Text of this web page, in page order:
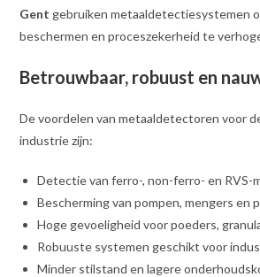
Gent gebruiken metaaldetectiesystemen
beschermen en proceszekerheid te
Betrouwbaar, robuust en
De voordelen van metaaldetectoren voor
industrie zijn:
Detectie van ferro-, non-ferro- en RVS-
Bescherming van pompen, mengers en
Hoge gevoeligheid voor poeders,
Robuuste systemen geschikt voor
Minder stilstand en lagere